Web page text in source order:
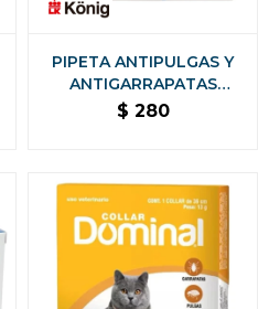
PIPETA ANTIPULGAS Y
ANTIGARRAPATAS
DOMINAL GATOS KONIG -
$ 280